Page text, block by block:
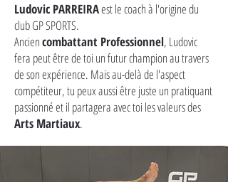
Ludovic PARREIRAest le coach à l'origine du
club GP SPORTS.
Anciencombattant Professionnel, Ludovic
fera peut être de toi un futur champion au travers
de son expérience. Mais au-delà de l'aspect
compétiteur, tu peux aussi être juste un pratiquant
passionné et il partagera avec toi les valeurs des
Arts Martiaux.